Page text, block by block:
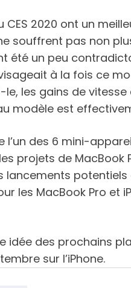
CES 2020 ont un
souffrent pas non
été un peu
à la fois ce
les gains de
modèle est
l’un des 6 mini-
projets de MacBook
les MacBook Pro et
idée des prochains
sur l’iPhone.